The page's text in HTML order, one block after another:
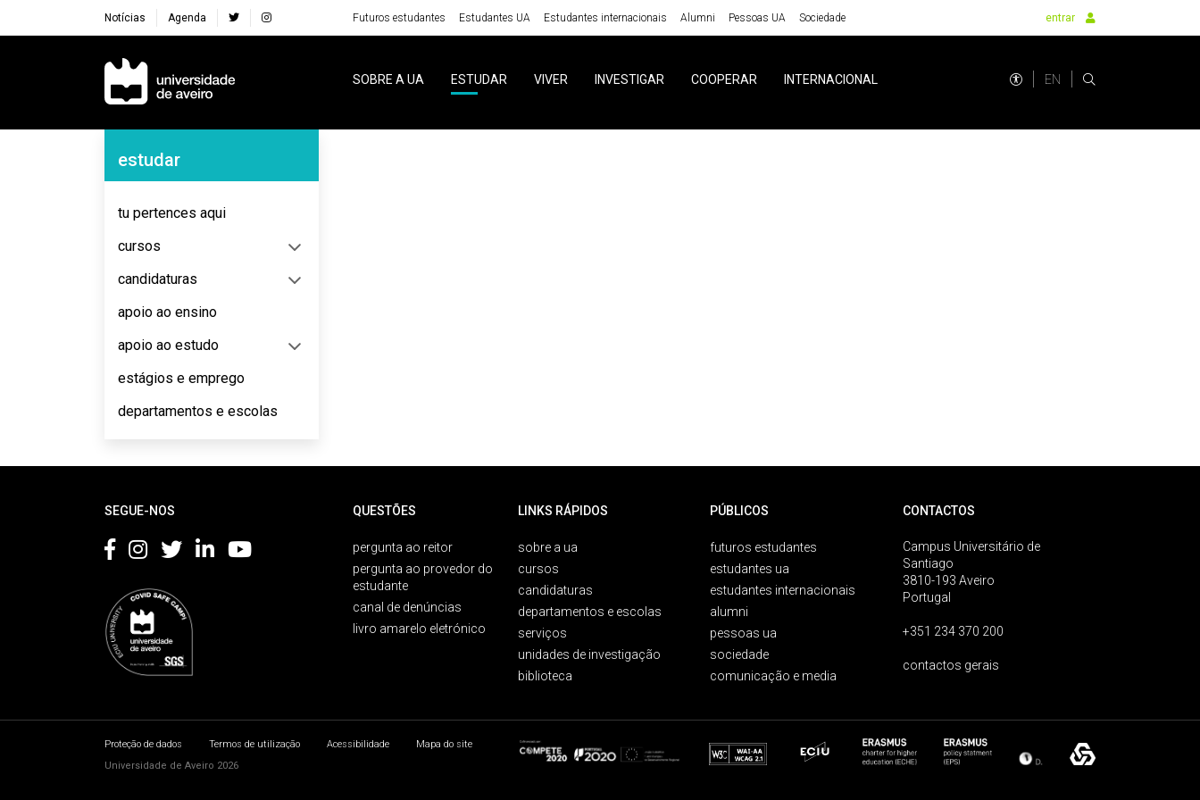
Notícias Agenda Futuros estudantes Estudantes UA Estudantes internacionais Alumni Pessoas UA Sociedade entrar
Navegação Principal
SOBRE A UA ESTUDAR VIVER INVESTIGAR COOPERAR INTERNACIONAL EN
Navegação Lateral
estudar
tu pertences aqui
cursos
candidaturas
apoio ao ensino
apoio ao estudo
estágios e emprego
departamentos e escolas
SEGUE-NOS QUESTÕES
pergunta ao reitor
pergunta ao provedor do
estudante
canal de denúncias
livro amarelo eletrónico
LINKS RÁPIDOS
sobre a ua
cursos
candidaturas
departamentos e escolas
serviços
unidades de investigação
biblioteca
PÚBLICOS
futuros estudantes
estudantes ua
estudantes internacionais
alumni
pessoas ua
sociedade
comunicação e media
CONTACTOS
Campus Universitário de
Santiago
3810-193 Aveiro
Portugal
+351 234 370 200
contactos gerais
Proteção de dados Termos de utilização Acessibilidade
Mapa do site
Universidade de Aveiro 2026